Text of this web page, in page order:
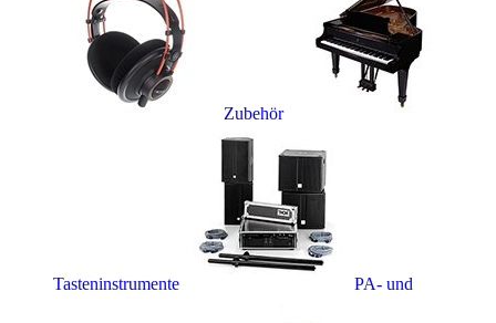
Zubehör
Tasteninstrumente PA- und